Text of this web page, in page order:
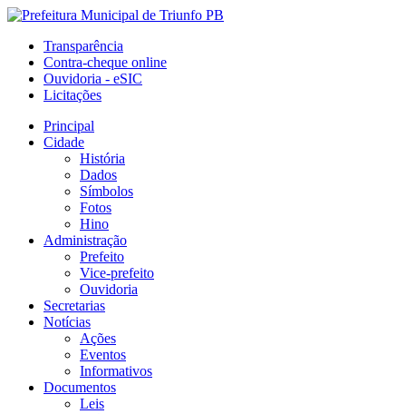
Transparência
Contra-cheque online
Ouvidoria - eSIC
Licitações
Principal
Cidade
História
Dados
Símbolos
Fotos
Hino
Administração
Prefeito
Vice-prefeito
Ouvidoria
Secretarias
Notícias
Ações
Eventos
Informativos
Documentos
Leis